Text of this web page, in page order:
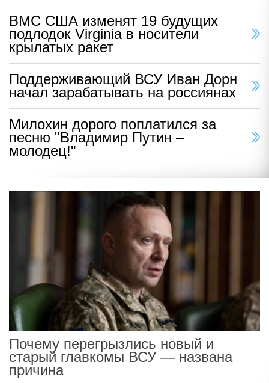
ВМС США изменят 19 будущих
подлодок Virginia в носители
крылатых ракет
Поддерживающий ВСУ Иван Дорн
начал зарабатывать на россиянах
Милохин дорого поплатился за
песню "Владимир Путин –
молодец!"
Почему перегрызлись новый и
старый главкомы ВСУ — названа
причина